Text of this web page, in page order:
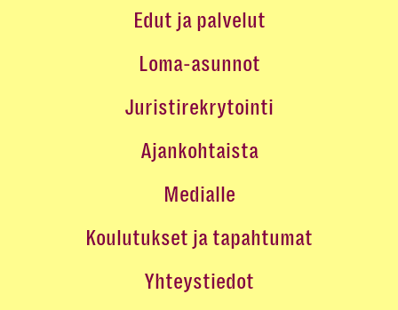
Edut ja palvelut
Loma-asunnot
Juristirekrytointi
Ajankohtaista
Medialle
Koulutukset ja tapahtumat
Yhteystiedot